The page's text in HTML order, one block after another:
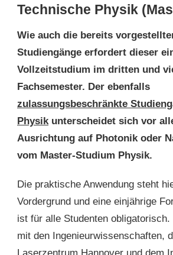
Technische Physik
Wie auch die bereits
Studiengänge erfordert dieser
Vollzeitstudium im dritten und
Fachsemester. Der ebenfalls
zulassungsbeschränkte
Physik unterscheidet sich vor
Ausrichtung auf Photonik oder
vom Master-Studium Physik.
Die praktische Anwendung steht
Vordergrund und eine einjährige
ist für alle Studenten obligatorisch.
mit den Ingenieurwissenschaften,
Laserzentrum Hannover und dem